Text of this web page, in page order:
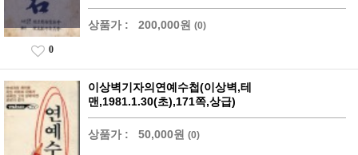
상품가 : 200,000원 (0)
0
이상벽기자의연예수첩(이상벽,테
맨,1981.1.30(초),171쪽,상급)
상품가 : 50,000원 (0)